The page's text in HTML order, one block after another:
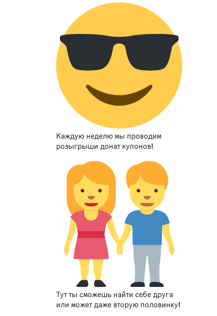
Каждую неделю мы проводим
розыгрыши донат купонов!
Тут ты сможешь найти себе друга
или может даже вторую половинку!